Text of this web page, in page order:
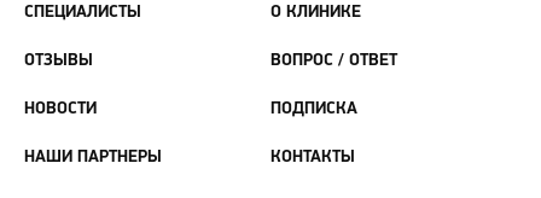
СПЕЦИАЛИСТЫ О КЛИНИКЕ
ОТЗЫВЫ ВОПРОС / ОТВЕТ
НОВОСТИ ПОДПИСКА
НАШИ ПАРТНЕРЫ КОНТАКТЫ